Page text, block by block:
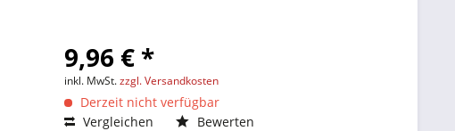
9,96 € *
inkl. MwSt.zzgl. Versandkosten
Derzeit nicht verfügbar
Vergleichen
Bewerten